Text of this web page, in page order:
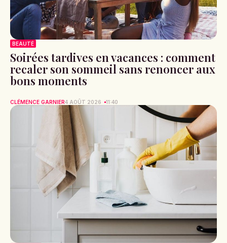
BEAUTÉ
Soirées tardives en vacances : comment
recaler son sommeil sans renoncer aux
bons moments
CLÉMENCE GARNIER4 AOÛT 2026 11:40